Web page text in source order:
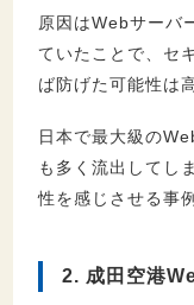
原因はWebサーバ
ていたことで、セ
ば防げた可能性は
日本で最大級の
も多く流出してし
性を感じさせる事
2. 成田空港